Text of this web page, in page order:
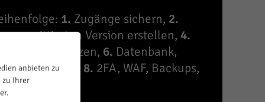
1. Zugänge sichern, 2.
Version erstellen, 4.
Quellen ersetzen, 6. Datenbank,
bereinigen, 8. 2FA, WAF, Backups,
anbieten zu
zu Ihrer